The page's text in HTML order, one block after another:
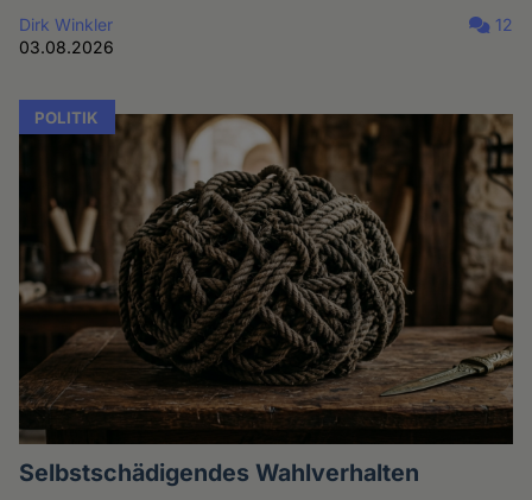
Dirk Winkler
03.08.2026
12
POLITIK
Selbstschädigendes Wahlverhalten